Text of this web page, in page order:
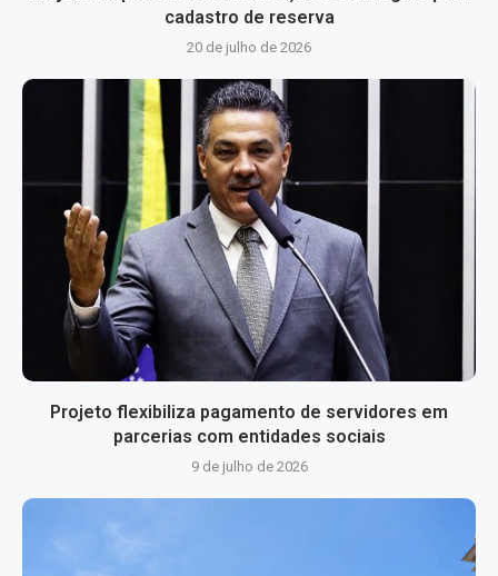
cadastro de reserva
20 de julho de 2026
Projeto flexibiliza pagamento de servidores em
parcerias com entidades sociais
9 de julho de 2026